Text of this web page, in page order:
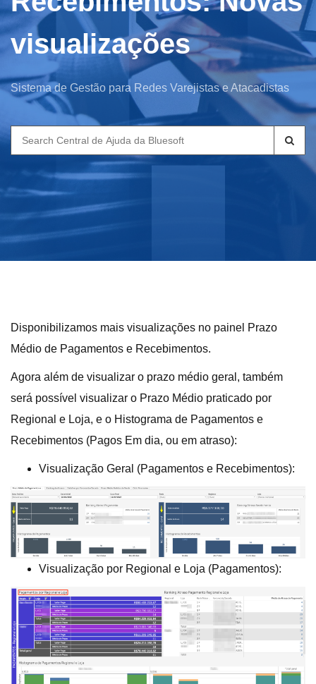
visualizações
Sistema de Gestão para Redes Varejistas e Atacadistas
Search
for:
Disponibilizamos mais visualizações no painel Prazo
Médio de Pagamentos e Recebimentos.
Agora além de visualizar o prazo médio geral, também
será possível visualizar o Prazo Médio praticado por
Regional e Loja, e o Histograma de Pagamentos e
Recebimentos (Pagos Em dia, ou em atraso):
Visualização Geral (Pagamentos e Recebimentos):
Visualização por Regional e Loja (Pagamentos):